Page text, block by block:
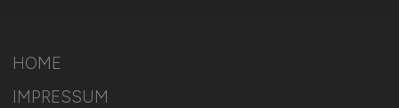
HOME
IMPRESSUM